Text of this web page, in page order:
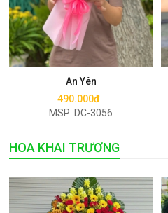
An Yên
490.000đ
MSP: DC-3056
Mua ngay
HOA KHAI TRƯƠNG